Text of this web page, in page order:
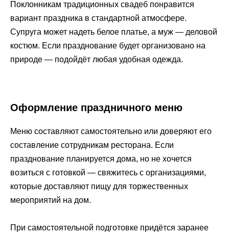
Поклонникам традиционных свадеб понравится
вариант праздника в стандартной атмосфере.
Супруга может надеть белое платье, а муж — деловой
костюм. Если празднование будет организовано на
природе — подойдёт любая удобная одежда.
Оформление праздничного меню
Меню составляют самостоятельно или доверяют его
составление сотрудникам ресторана. Если
празднование планируется дома, но не хочется
возиться с готовкой — свяжитесь с организациями,
которые доставляют пищу для торжественных
мероприятий на дом.
При самостоятельной подготовке придётся заранее